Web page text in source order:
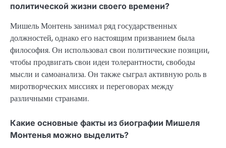
политической жизни своего времени?
Мишель Монтень занимал ряд государственных
должностей, однако его настоящим призванием была
философия. Он использовал свои политические позиции,
чтобы продвигать свои идеи толерантности, свободы
мысли и самоанализа. Он также сыграл активную роль в
миротворческих миссиях и переговорах между
различными странами.
Какие основные факты из биографии Мишеля
Монтенья можно выделить?